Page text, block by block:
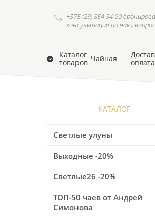
+375 (29) 854 34 60
консультация по чаю,
Каталог
товаров Чайная
оплата
КАТАЛОГ
Светлые улуны
Выходные -20%
Светлые26 -20%
ТОП-50 чаев от Андрей
Симонова